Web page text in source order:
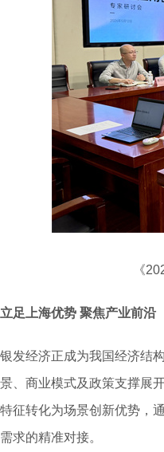
《
立足上海优势 聚焦产业前沿
银发经济正成为我国经济结
景、商业模式及政策支撑展
特征转化为场景创新优势，
需求的精准对接。